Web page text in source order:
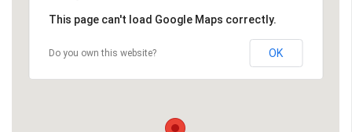
This page can't load Google Maps correctly.
Do you own this website? OK